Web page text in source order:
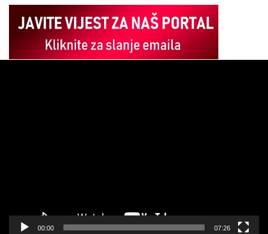
00:00 07:26